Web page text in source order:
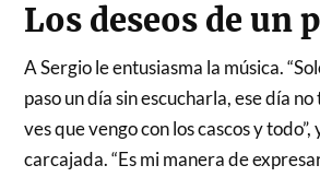
Los deseos de un
A Sergio le entusiasma la música.
paso un día sin escucharla, ese día
ves que vengo con los cascos y todo”,
carcajada. “Es mi manera de